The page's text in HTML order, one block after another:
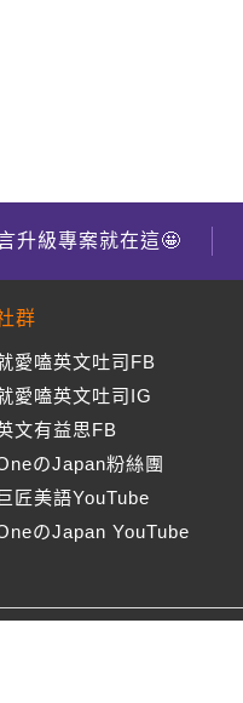
升級專案就在這🤩
群
愛嗑英文吐司FB
愛嗑英文吐司IG
文有益思FB
のJapan粉絲團
匠美語YouTube
のJapan YouTube